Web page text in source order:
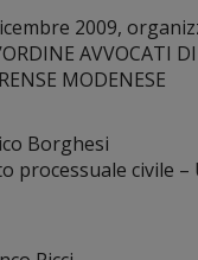
2009,
AVVOCATI
MODENESE
Borghesi
processuale civile –